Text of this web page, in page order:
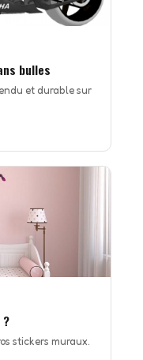
bulles
et durable sur
stickers muraux.